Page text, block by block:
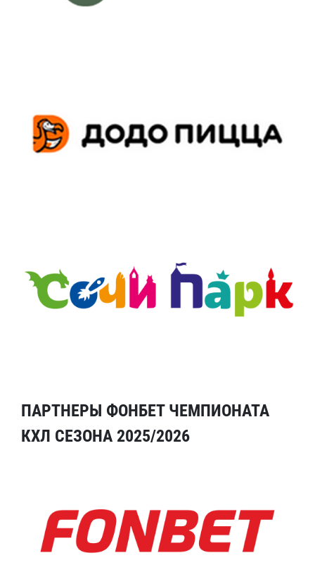
ПАРТНЕРЫ ФОНБЕТ ЧЕМПИОНАТА
КХЛ СЕЗОНА 2025/2026